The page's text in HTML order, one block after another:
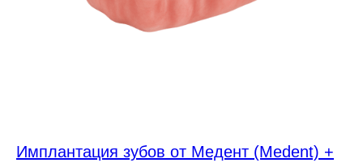
Имплантация зубов от Медент (Medent) +